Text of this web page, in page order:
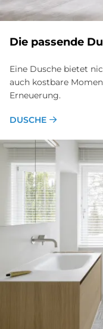
Die pas­sen­de
Eine Dusche bietet
auch kostbare
Erneuerung.
DUSCHE